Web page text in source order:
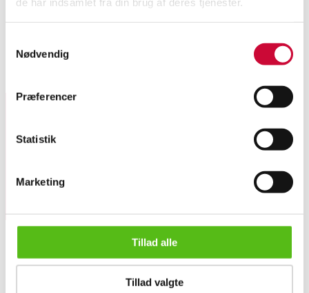
Nødvendig
Præferencer
Statistik
Marketing
Tillad alle
Tillad valgte
Persian Zanjan, 215x160 cm.
Persian Zanjan rug, wool on cotton. Freshly washed. 215x160 cm.
Sign up for our newsletter and receive news and offers
Contact and Opening Hours